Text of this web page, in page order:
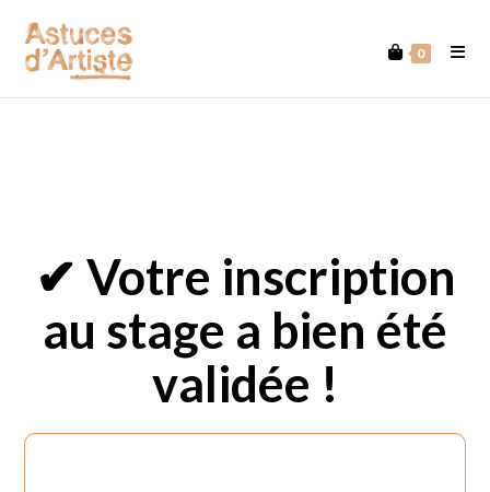
content
0
✔︎ Votre inscription
au stage a bien été
validée !